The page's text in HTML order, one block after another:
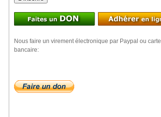
Nous faire un virement électronique par Paypal ou carte
bancaire: